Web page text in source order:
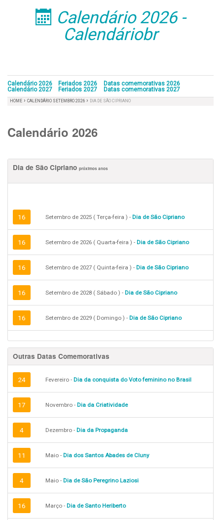
󰁣 Calendário 2026 -
Calendáriobr
Calendário 2026 Feriados 2026
Datas comemorativas 2026
Calendário 2027
Feriados 2027 Datas comemorativas 2027
HOME › CALENDÁRIO SETEMBRO 2026 › DIA DE SÃO CIPRIANO
Calendário 2026
Dia de São Cipriano próximos anos
16 Setembro de 2025 ( Terça-feira ) - Dia de São Cipriano
16 Setembro de 2026 ( Quarta-feira ) - Dia de São Cipriano
16 Setembro de 2027 ( Quinta-feira ) - Dia de São Cipriano
16 Setembro de 2028 ( Sábado ) - Dia de São Cipriano
16 Setembro de 2029 ( Domingo ) - Dia de São Cipriano
Outras Datas Comemorativas
24 Fevereiro - Dia da conquista do Voto feminino no Brasil
17 Novembro - Dia da Criatividade
4 Dezembro - Dia da Propaganda
11 Maio - Dia dos Santos Abades de Cluny
4 Maio - Dia de São Peregrino Laziosi
16 Março - Dia de Santo Heriberto